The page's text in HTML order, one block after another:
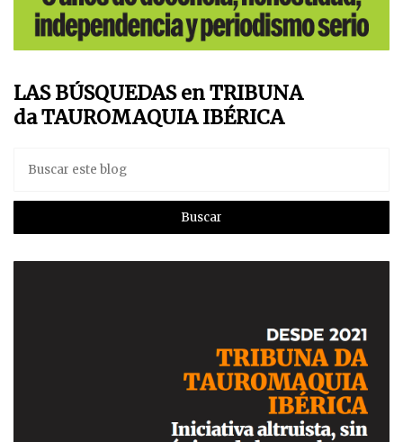
LAS BÚSQUEDAS en TRIBUNA
da TAUROMAQUIA IBÉRICA